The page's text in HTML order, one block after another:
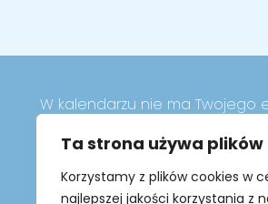
Ta strona używa plików
Korzystamy z plików cookies w
najlepszej jakości korzystania z
W kalendarzu nie ma Twojego